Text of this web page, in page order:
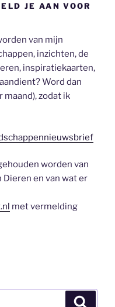
JE AAN VOOR
van mijn
inzichten, de
inspiratiekaarten,
Word dan
zodat ik
worden van
en van wat er
met vermelding